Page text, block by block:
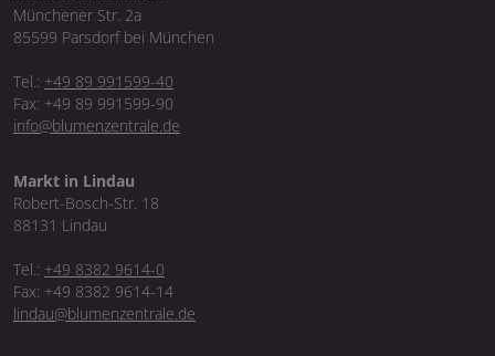
Münchener Str. 2a
85599 Parsdorf bei München
Tel.: +49 89 991599-40
Fax: +49 89 991599-90
info@blumenzentrale.de
Markt in Lindau
Robert-Bosch-Str. 18
88131 Lindau
Tel.: +49 8382 9614-0
Fax: +49 8382 9614-14
lindau@blumenzentrale.de